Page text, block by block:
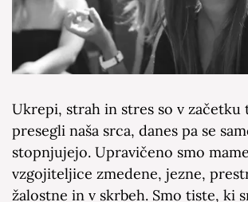
Ukrepi, strah in stres so v začetku
presegli naša srca, danes pa se
stopnjujejo. Upravičeno smo
vzgojiteljice zmedene, jezne,
žalostne in v skrbeh. Smo tiste, ki